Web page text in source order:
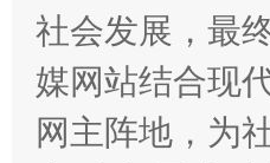
解纷+调解+退费，一次
社会发展，最
媒网站结合现
网主阵地，为